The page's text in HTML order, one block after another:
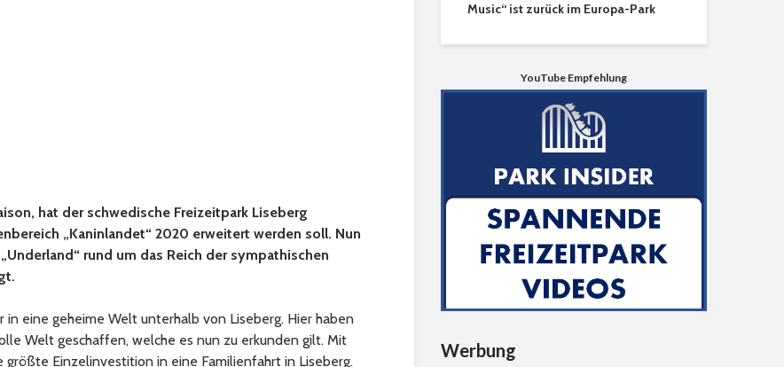
hat der schwedische Freizeitpark Liseberg
„Kaninlandet“ 2020 erweitert werden soll. Nun
rund um das Reich der sympathischen
in eine geheime Welt unterhalb von Liseberg. Hier haben
Welt geschaffen, welche es nun zu erkunden gilt. Mit
Einzelinvestition in eine Familienfahrt in Liseberg.
Music“ ist zurück im Europa-Park
YouTube Empfehlung
Werbung